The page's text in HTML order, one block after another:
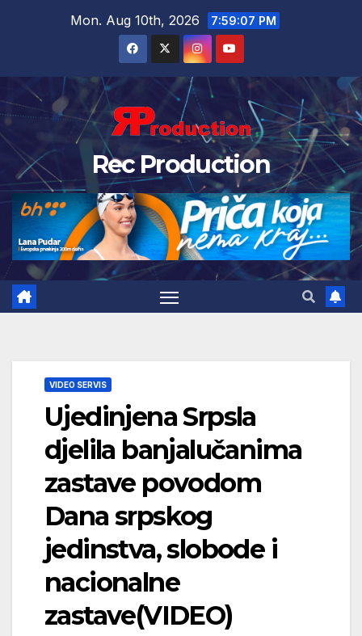
Mon. Aug 10th, 2026 7:59:08 PM
Rec Production
VIDEO SERVIS
Ujedinjena Srpsla
djelila banjalučanima
zastave povodom
Dana srpskog
jedinstva, slobode i
nacionalne
zastave(VIDEO)